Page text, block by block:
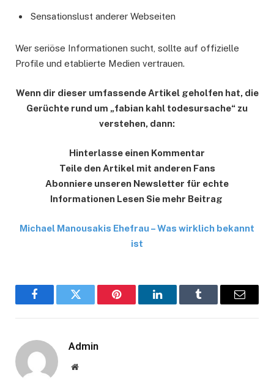
Sensationslust anderer Webseiten
Wer seriöse Informationen sucht, sollte auf offizielle
Profile und etablierte Medien vertrauen.
Wenn dir dieser umfassende Artikel geholfen hat, die
Gerüchte rund um „fabian kahl todesursache“ zu
verstehen, dann:
Hinterlasse einen Kommentar
Teile den Artikel mit anderen Fans
Abonniere unseren Newsletter für echte
Informationen Lesen Sie mehr Beitrag
Michael Manousakis Ehefrau – Was wirklich bekannt
ist
FacebookTwitter Pinterest LinkedInTumblr Email
Admin
Website